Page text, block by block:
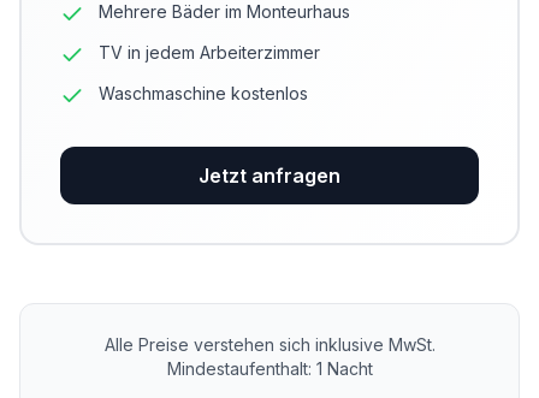
Mehrere Bäder im Monteurhaus
TV in jedem Arbeiterzimmer
Waschmaschine kostenlos
Jetzt anfragen
Alle Preise verstehen sich inklusive MwSt.
Mindestaufenthalt: 1 Nacht